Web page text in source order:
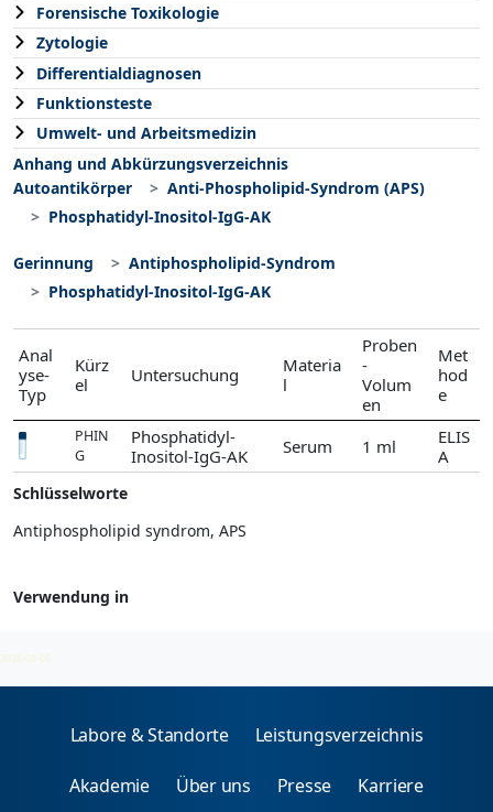
Forensische Toxikologie
Zytologie
Differentialdiagnosen
Funktionsteste
Umwelt- und Arbeitsmedizin
Anhang und Abkürzungsverzeichnis
Autoantikörper
Anti-Phospholipid-Syndrom (APS)
Phosphatidyl-Inositol-IgG-AK
Gerinnung
Antiphospholipid-Syndrom
Phosphatidyl-Inositol-IgG-AK
Anal
yse-
Typ
Kürz
el
Untersuchung
Materia
l
Proben
-
Volum
en
Met
hod
e
PHIN
G
Phosphatidyl-
Inositol-IgG-AK
Serum 1 ml
ELIS
A
Schlüsselworte
Antiphospholipid syndrom, APS
Verwendung in
2026-08-08
Labore & Standorte Leistungsverzeichnis
Akademie Über uns Presse Karriere